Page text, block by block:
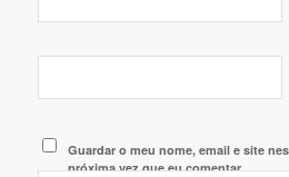
Guardar o meu nome, email e site
próxima vez que eu comentar.